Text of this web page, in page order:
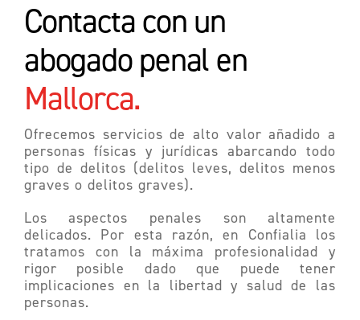
Contacta con un
abogado penal en
Mallorca.
Ofrecemos servicios de alto valor añadido a
personas físicas y jurídicas abarcando todo
tipo de delitos (delitos leves, delitos menos
graves o delitos graves).
Los aspectos penales son altamente
delicados. Por esta razón, en Confialia los
tratamos con la máxima profesionalidad y
rigor posible dado que puede tener
implicaciones en la libertad y salud de las
personas.